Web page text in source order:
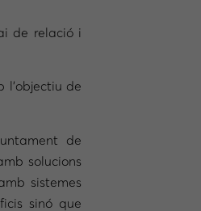
de relació i
l’objectiu de
de
solucions
sistemes
sinó que